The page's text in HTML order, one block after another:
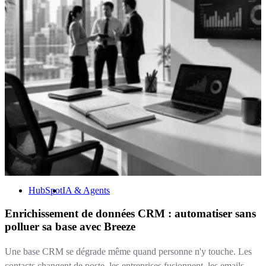
HubSpotIA & Agents
Enrichissement de données CRM : automatiser sans
polluer sa base avec Breeze
Une base CRM se dégrade même quand personne n'y touche. Les